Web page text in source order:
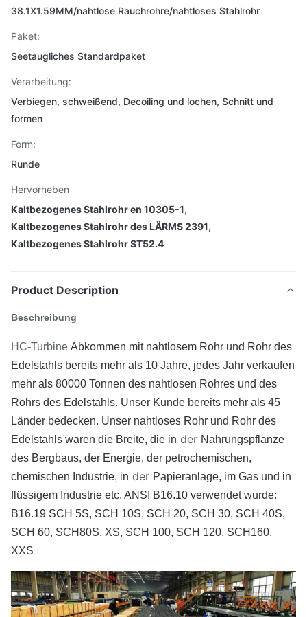
38.1X1.59MM/nahtlose Rauchrohre/nahtloses Stahlrohr
Paket:
Seetaugliches Standardpaket
Verarbeitung:
Verbiegen, schweißend, Decoiling und lochen, Schnitt und
formen
Form:
Runde
Hervorheben
Kaltbezogenes Stahlrohr en 10305-1,
Kaltbezogenes Stahlrohr des LÄRMS 2391,
Kaltbezogenes Stahlrohr ST52.4
Product Description
Beschreibung
HC-Turbine Abkommen mit nahtlosem Rohr und Rohr des
Edelstahls bereits mehr als 10 Jahre, jedes Jahr verkaufen
mehr als 80000 Tonnen des nahtlosen Rohres und des
Rohrs des Edelstahls. Unser Kunde bereits mehr als 45
Länder bedecken. Unser nahtloses Rohr und Rohr des
Edelstahls waren die Breite, die in der Nahrungspflanze
des Bergbaus, der Energie, der petrochemischen,
chemischen Industrie, in der Papieranlage, im Gas und in
flüssigem Industrie etc. ANSI
B16.10 verwendet wurde:
B16.19 SCH 5S, SCH 10S, SCH 20, SCH 30, SCH 40S,
SCH 60, SCH80S, XS, SCH 100, SCH 120, SCH160,
XXS